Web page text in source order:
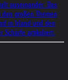
auseinander. Das
großen Themen
in Irland und den
Schärfe artikuliert.